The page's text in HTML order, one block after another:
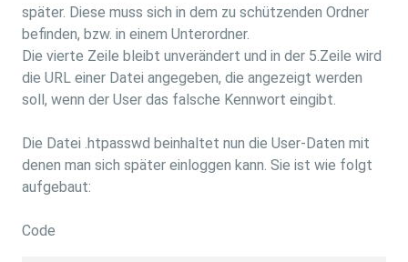
später. Diese muss sich in dem zu schützenden Ordner
befinden, bzw. in einem Unterordner.
Die vierte Zeile bleibt unverändert und in der 5.Zeile wird
die URL einer Datei angegeben, die angezeigt werden
soll, wenn der User das falsche Kennwort eingibt.
Die Datei .htpasswd beinhaltet nun die User-Daten mit
denen man sich später einloggen kann. Sie ist wie folgt
aufgebaut:
Code